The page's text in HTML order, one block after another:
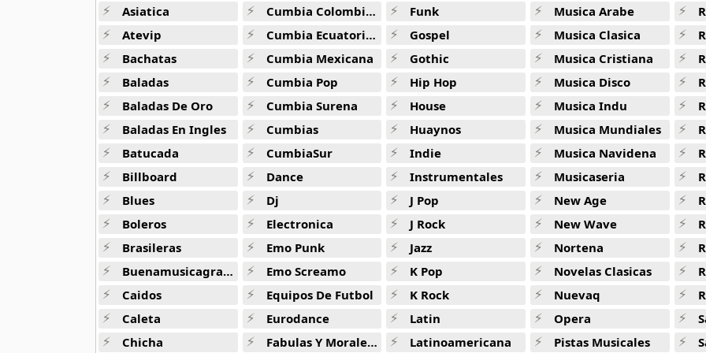
50 músicas online
90s Acoustic Hits
39 músicas online
90s Latin Music
50 músicas online
90s Party Hits
58 músicas online
90s Pop Rock
50 músicas online
50 músicas online
90s Rock
Plan A - Tiktok Hits Latinos
Pantysito -
Tiktok Hits Latinos
La Llevo Al Cielo -
Tiktok Hits Latinos
X Ultima Vez -
Tiktok Hits Latinos
Telepatia -
Tiktok Hits Latinos
Me Porto Bonito -
Tiktok Hits Latinos
Pegate -
Tiktok Hits Latinos
La Nina De La Escuela -
Tiktok Hits Latinos
Chale -
El Carnaval De Celia A Tribute (La Vida Es Un Carnaval La
Asiatica
Atevip
Bachatas
Baladas
Baladas De Oro
Baladas En Ingles
Batucada
Billboard
Blues
Boleros
Brasileras
Buenamusicagratis
Caidos
Caleta
Chicha
Cumbia Colombiana
Cumbia Ecuatoriana
Cumbia Mexicana
Cumbia Pop
Cumbia Surena
Cumbias
CumbiaSur
Dance
Dj
Electronica
Emo Punk
Emo Screamo
Equipos De Futbol
Eurodance
Fabulas Y Moralejas
Funk
Gospel
Gothic
Hip Hop
House
Huaynos
Indie
Instrumentales
J Pop
J Rock
Jazz
K Pop
K Rock
Latin
Latinoamericana
Musica Arabe
Musica Clasica
Musica Cristiana
Musica Disco
Musica Indu
Musica Mundiales
Musica Navidena
Musicaseria
New Age
New Wave
Nortena
Novelas Clasicas
Nuevaq
Opera
Pistas Musicales